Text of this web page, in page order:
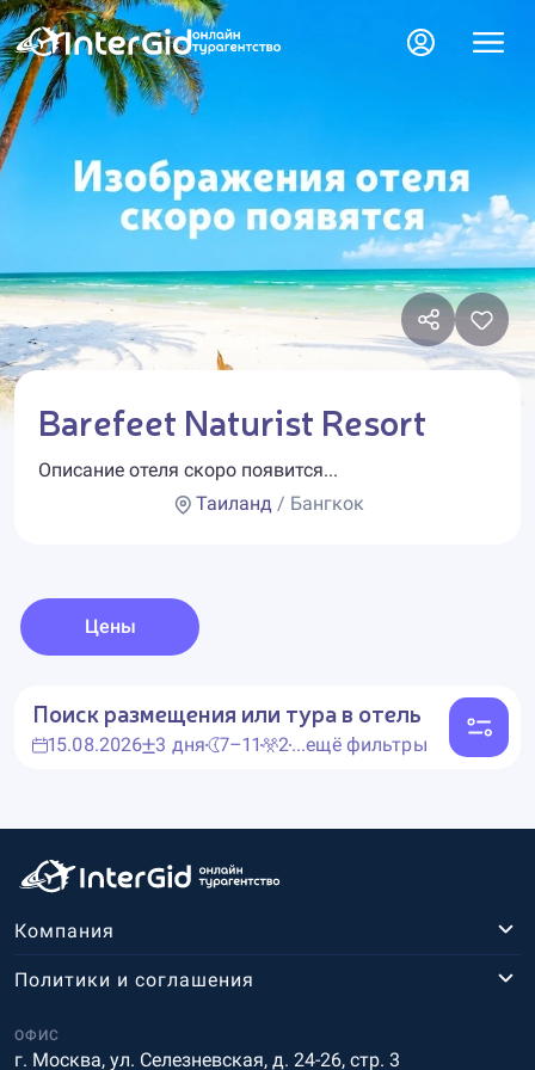
Barefeet Naturist Resort
Описание отеля скоро появится...
Таиланд / Бангкок
Цены
Поиск размещения или тура в отель
15.08.2026 3 дня 7–11 2...ещё фильтры
Компания
ОФИС
г. Москва, ул. Селезневская, д. 24-26, стр. 3
Политики и соглашения